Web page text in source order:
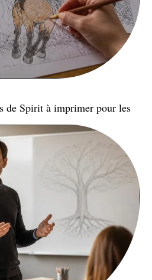
de Spirit à imprimer pour les